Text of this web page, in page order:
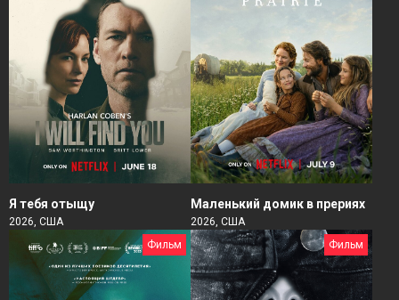
Я тебя отыщу
2026, США
Маленький домик в прериях
2026, США
Фильм
Фильм